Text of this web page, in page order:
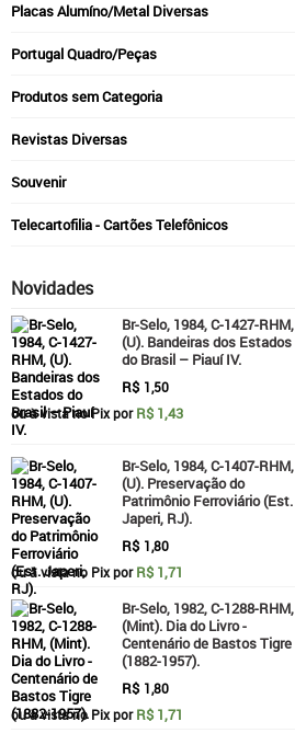
Placas Alumíno/Metal Diversas
Portugal Quadro/Peças
Produtos sem Categoria
Revistas Diversas
Souvenir
Telecartofilia - Cartões Telefônicos
Novidades
Br-Selo, 1984, C-1427-RHM,
(U). Bandeiras dos Estados
do Brasil – Piauí IV.
R$ 1,50
ou à vista no Pix porR$ 1,43
Br-Selo, 1984, C-1407-RHM,
(U). Preservação do
Patrimônio Ferroviário (Est.
Japeri, RJ).
R$ 1,80
ou à vista no Pix porR$ 1,71
Br-Selo, 1982, C-1288-RHM,
(Mint). Dia do Livro -
Centenário de Bastos Tigre
(1882-1957).
R$ 1,80
ou à vista no Pix porR$ 1,71